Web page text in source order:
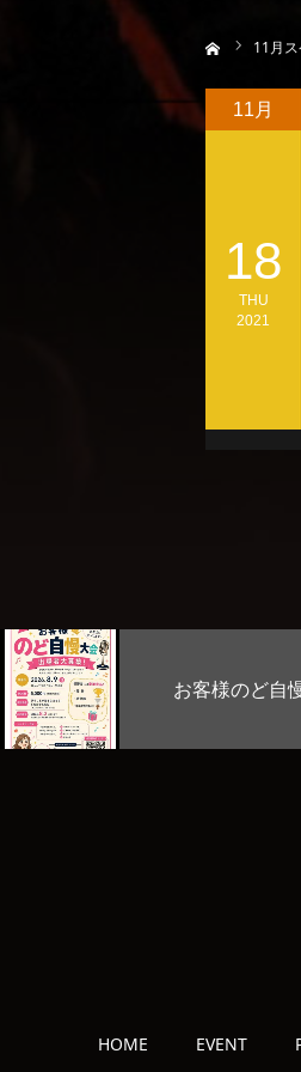
ホーム 11 月
11月
18
THU
2021
自慢大会
HOME EVENT